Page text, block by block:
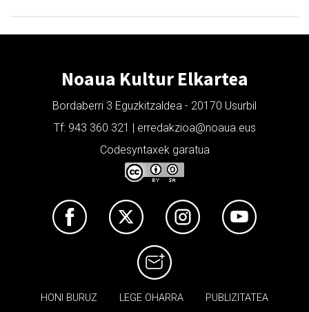
Noaua Kultur Elkartea
Bordaberri 3 Eguzkitzaldea - 20170 Usurbil
Tf: 943 360 321 | erredakzioa@noaua.eus
Codesyntaxek garatua
HONI BURUZ LEGE OHARRA PUBLIZITATEA